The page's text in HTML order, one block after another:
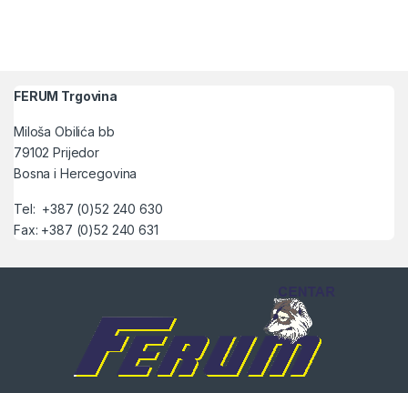
FERUM Trgovina
Miloša Obilića bb
79102 Prijedor
Bosna i Hercegovina
Tel: +387 (0)52 240 630
Fax: +387 (0)52 240 631